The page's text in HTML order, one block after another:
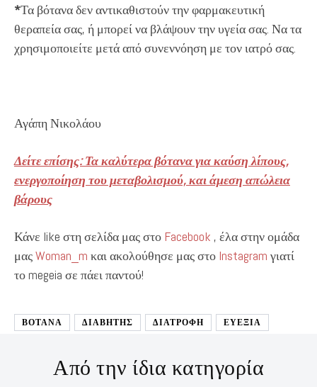
*Τα βότανα δεν αντικαθιστούν την φαρμακευτική
θεραπεία σας, ή μπορεί να βλάψουν την υγεία σας. Να τα
χρησιμοποιείτε μετά από συνεννόηση με τον ιατρό σας.
Αγάπη Νικολάου
Δείτε επίσης: Τα καλύτερα βότανα για καύση λίπους,
ενεργοποίηση του μεταβολισμού, και άμεση απώλεια
βάρους
Κάνε like στη σελίδα μας στο Facebook , έλα στην ομάδα
μαςWoman_m και ακολούθησε μας στο Instagram γιατί
το megeia σε πάει παντού!
ΒΟΤΑΝΑ ΔΙΑΒΗΤΗΣ ΔΙΑΤΡΟΦΉ ΕΥΕΞΙΑ
Από την ίδια κατηγορία